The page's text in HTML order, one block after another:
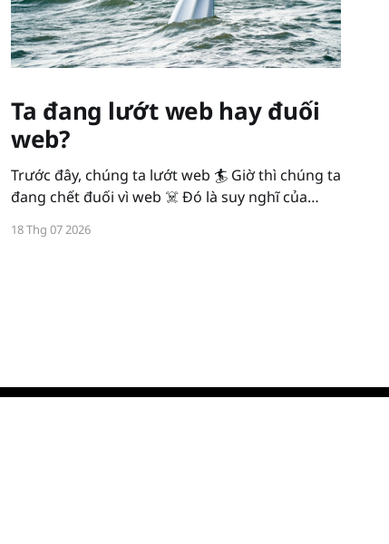
Ta đang lướt web hay đuối
web?
Trước đây, chúng ta lướt web 🏄 Giờ thì chúng ta
đang chết đuối vì web ☠️ Đó là suy nghĩ của
web thì oan quá, chính xác hơn là vì mạng xã
18 Thg 07 2026